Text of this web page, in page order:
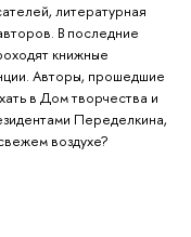
литературная
В последние
книжные
Авторы, прошедшие
в Дом творчества и
Переделкина,
воздухе?